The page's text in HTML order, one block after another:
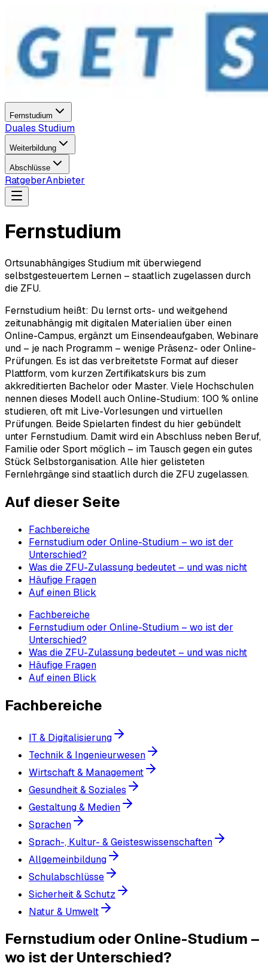
Fernstudium
Duales Studium
Weiterbildung
Abschlüsse
RatgeberAnbieter
Fernstudium
Ortsunabhängiges Studium mit überwiegend
selbstgesteuertem Lernen – staatlich zugelassen durch
die ZFU.
Fernstudium heißt: Du lernst orts- und weitgehend
zeitunabhängig mit digitalen Materialien über einen
Online-Campus, ergänzt um Einsendeaufgaben, Webinare
und – je nach Programm – wenige Präsenz- oder Online-
Prüfungen. Es ist das verbreitetste Format auf dieser
Plattform, vom kurzen Zertifikatskurs bis zum
akkreditierten Bachelor oder Master. Viele Hochschulen
nennen dieses Modell auch Online-Studium: 100 % online
studieren, oft mit Live-Vorlesungen und virtuellen
Prüfungen. Beide Spielarten findest du hier gebündelt
unter Fernstudium. Damit wird ein Abschluss neben Beruf,
Familie oder Sport möglich – im Tausch gegen ein gutes
Stück Selbstorganisation. Alle hier gelisteten
Fernlehrgänge sind staatlich durch die ZFU zugelassen.
Auf dieser Seite
Fachbereiche
Fernstudium oder Online-Studium – wo ist der
Unterschied?
Was die ZFU-Zulassung bedeutet – und was nicht
Häufige Fragen
Auf einen Blick
Fachbereiche
Fernstudium oder Online-Studium – wo ist der
Unterschied?
Was die ZFU-Zulassung bedeutet – und was nicht
Häufige Fragen
Auf einen Blick
Fachbereiche
IT & Digitalisierung
Technik & Ingenieurwesen
Wirtschaft & Management
Gesundheit & Soziales
Gestaltung & Medien
Sprachen
Sprach-, Kultur- & Geisteswissenschaften
Allgemeinbildung
Schulabschlüsse
Sicherheit & Schutz
Natur & Umwelt
Fernstudium oder Online-Studium –
wo ist der Unterschied?